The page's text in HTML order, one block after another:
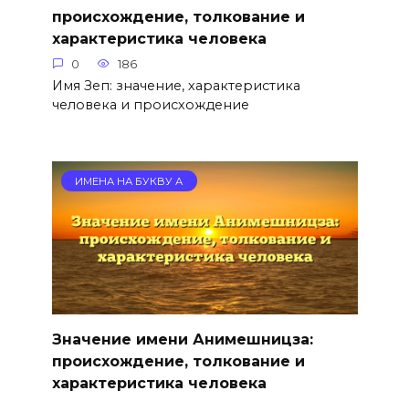
происхождение, толкование и
характеристика человека
0 186
Имя Зеп: значение, характеристика
человека и происхождение
ИМЕНА НА БУКВУ А
Значение имени Анимешницза:
происхождение, толкование и
характеристика человека